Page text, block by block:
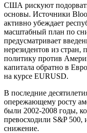
США рискуют
основы. Источники
активно убеждает
масштабный план по
предусматривает
нерезидентов из
политику против
капитала обратно в
на курсе EURUSD.
В последние
опережающему росту
были 2002-2008 годы,
превосходили S&P 500,
снижение.